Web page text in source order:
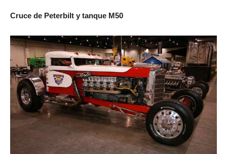
Cruce de Peterbilt y tanque M50